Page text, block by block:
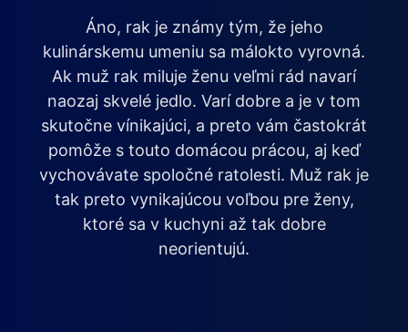
Áno, rak je známy tým, že jeho
kulinárskemu umeniu sa málokto vyrovná.
Ak muž rak miluje ženu veľmi rád navarí
naozaj skvelé jedlo. Varí dobre a je v tom
skutočne vínikajúci, a preto vám častokrát
pomôže s touto domácou prácou, aj keď
vychovávate spoločné ratolesti. Muž rak je
tak preto vynikajúcou voľbou pre ženy,
ktoré sa v kuchyni až tak dobre
neorientujú.